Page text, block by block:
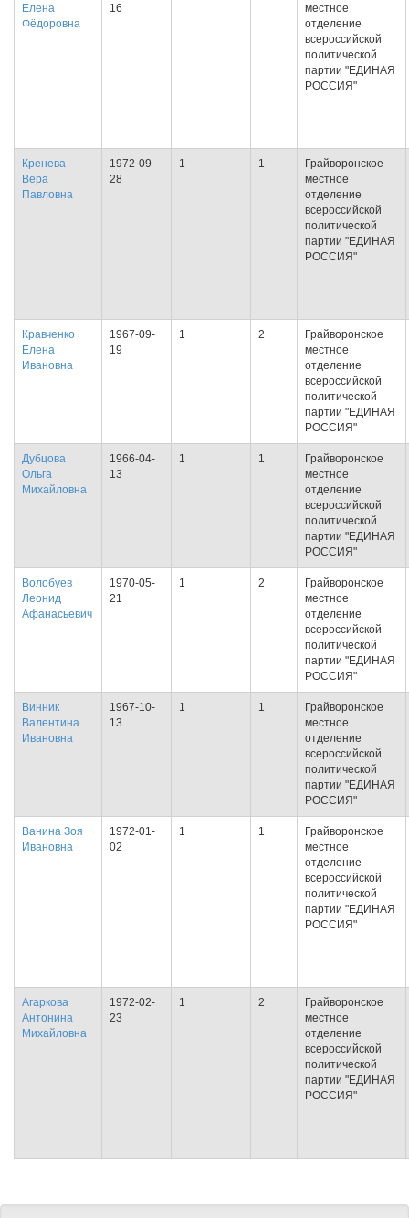
Елена
Фёдоровна
16
местное
отделение
всероссийской
политической
партии "ЕДИНАЯ
РОССИЯ"
Кренева
Вера
Павловна
1972-09-
28
1 1
Грайворонское
местное
отделение
всероссийской
политической
партии "ЕДИНАЯ
РОССИЯ"
Кравченко
Елена
Ивановна
1967-09-
19
1 2
Грайворонское
местное
отделение
всероссийской
политической
партии "ЕДИНАЯ
РОССИЯ"
Дубцова
Ольга
Михайловна
1966-04-
13
1 1
Грайворонское
местное
отделение
всероссийской
политической
партии "ЕДИНАЯ
РОССИЯ"
Волобуев
Леонид
Афанасьевич
1970-05-
21
1 2
Грайворонское
местное
отделение
всероссийской
политической
партии "ЕДИНАЯ
РОССИЯ"
Винник
Валентина
Ивановна
1967-10-
13
1 1
Грайворонское
местное
отделение
всероссийской
политической
партии "ЕДИНАЯ
РОССИЯ"
Ванина Зоя
Ивановна
1972-01-
02
1 1
Грайворонское
местное
отделение
всероссийской
политической
партии "ЕДИНАЯ
РОССИЯ"
Агаркова
Антонина
Михайловна
1972-02-
23
1 2
Грайворонское
местное
отделение
всероссийской
политической
партии "ЕДИНАЯ
РОССИЯ"